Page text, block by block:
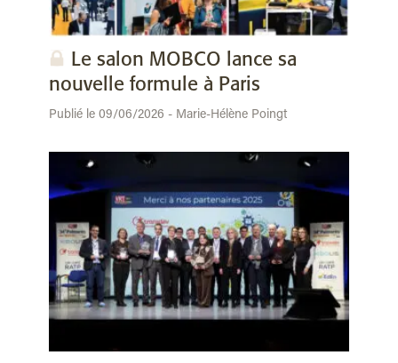
Le salon MOBCO lance sa
nouvelle formule à Paris
Publié le 09/06/2026 - Marie-Hélène Poingt